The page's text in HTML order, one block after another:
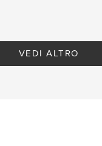
VEDI ALTRO